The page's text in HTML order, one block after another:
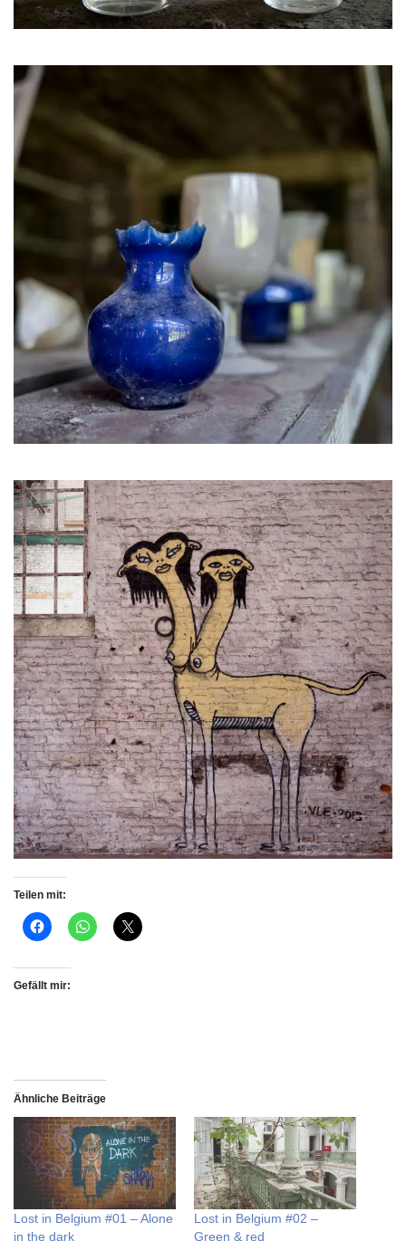
Teilen mit:
Gefällt mir:
Ähnliche Beiträge
Lost in Belgium #01 – Alone
in the dark
Lost in Belgium #02 –
Green & red